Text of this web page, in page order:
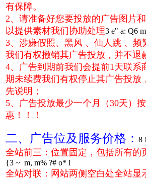
有保障。
2、请准备好您要投放的广告图片
以提供素材我们协助处理3 e" a: Q6
3、涉嫌假照、黑风 、仙人跳 、频
我们有权撤销其广告投放，并不退
4、广告到期前我们会提前1天联系
期未续费我们有权停止其广告投放
先说明；
5、广告投放最少一个月（30天）
惠！！！
二、广告位及服务价格： 8
全站前三：位置固定，包括所有的
{3 ~ m, m% ?# o* l
全站对联：网站两侧空白处全站显